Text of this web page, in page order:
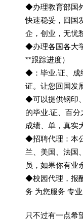
◆办理教育部国
快速稳妥，回国
企，创业，无忧
◆办理各国各大
**跟踪进度）
◆：毕业.证、成
证。让您回国发
◆可以提供钢印
的毕业.证、百分
成绩、单，真实
◆招聘代理：本
兰、美国、法国
员，如果你有业
◆校园代理，报
务 为您服务 专
只不过有一点希